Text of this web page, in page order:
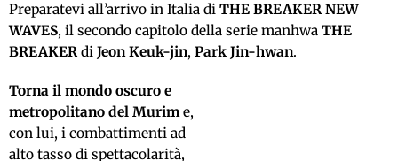
Preparatevi all’arrivo in Italia di THE BREAKER NEW
WAVES, il secondo capitolo della serie manhwa THE
BREAKER di Jeon Keuk-jin, Park Jin-hwan.
Torna il mondo oscuro e
metropolitano del Murime,
con lui, i combattimenti ad
alto tasso di spettacolarità,